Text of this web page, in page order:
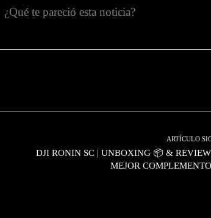
¿Qué te pareció esta noticia?
ARTÍCULO
DJI RONIN SC | UNBOXING 📦 &
MEJOR